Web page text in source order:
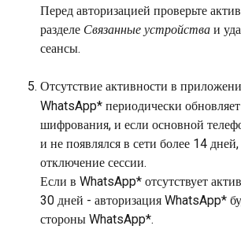
Перед авторизацией проверьте
разделе Связанные устройства и
сеансы.
Отсутствие активности в
WhatsApp* периодически
шифрования, и если основной
и не появлялся в сети более 14
отключение сессии.
Если в WhatsApp* отсутствует
30 дней - авторизация WhatsApp*
стороны WhatsApp*.